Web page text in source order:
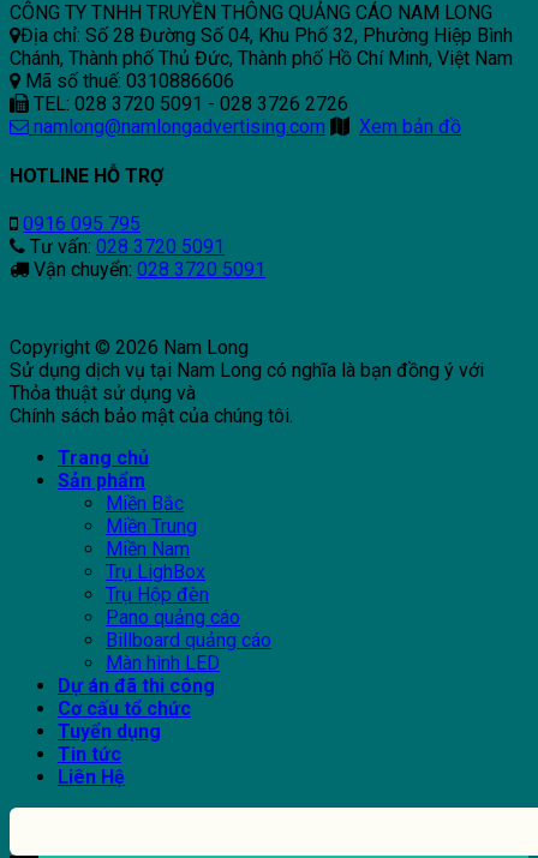
CÔNG TY TNHH TRUYỀN THÔNG QUẢNG CÁO NAM LONG
Địa chỉ: Số 28 Đường Số 04, Khu Phố 32, Phường Hiệp Bình
Chánh, Thành phố Thủ Đức, Thành phố Hồ Chí Minh, Việt Nam
Mã số thuế: 0310886606
TEL: 028 3720 5091 - 028 3726 2726
namlong@namlongadvertising.com
Xem bản đồ
HOTLINE HỖ TRỢ
0916 095 795
Tư vấn: 028 3720 5091
Vận chuyển: 028 3720 5091
Copyright © 2026 Nam Long
Sử dụng dịch vụ tại Nam Long có nghĩa là bạn đồng ý với
Thỏa thuật sử dụng và
Chính sách bảo mật của chúng tôi.
Trang chủ
Sản phẩm
Miền Bắc
Miền Trung
Miền Nam
Trụ LighBox
Trụ Hộp đèn
Pano quảng cáo
Billboard quảng cáo
Màn hình LED
Dự án đã thi công
Cơ cấu tổ chức
Tuyển dụng
Tin tức
Liên Hệ